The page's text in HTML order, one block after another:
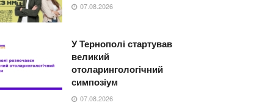
07.08.2026
У Тернополі стартував
великий
отоларингологічний
симпозіум
07.08.2026